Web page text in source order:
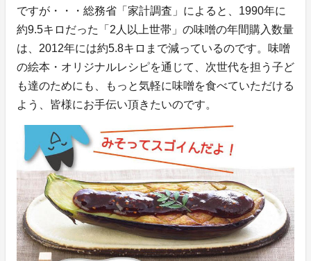
ですが・・・総務省「家計調査」によると、1990年に
約9.5キロだった「2人以上世帯」の味噌の年間購入数量
は、2012年には約5.8キロまで減っているのです。味噌
の絵本・オリジナルレシピを通じて、次世代を担う子ど
も達のためにも、もっと気軽に味噌を食べていただける
よう、皆様にお手伝い頂きたいのです。